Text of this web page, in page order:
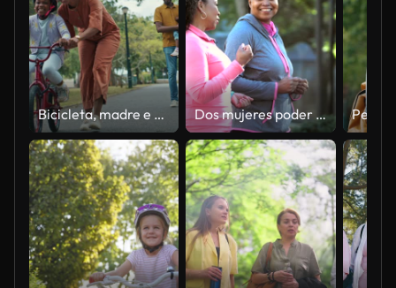
Bicicleta, madre e hijo aprendiendo a andar en bicicleta al aire libre en el parque natural con casco de seguridad. Mujer de familia negra ayudando, empujando y enseñando deporte de ciclismo femenino para el tiempo, el desarrollo y el equilibrio en la car Dos mujeres poder pasear por la ciudad, hablando y sonriendo